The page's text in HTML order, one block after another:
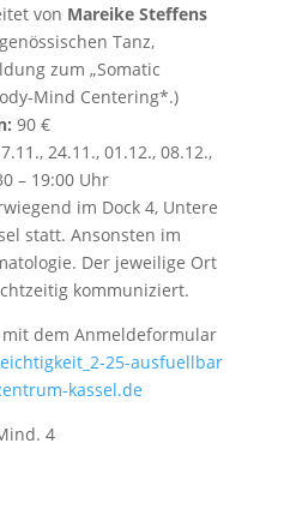
von Mareike Steffens
Tanz,
zum „Somatic
Mind Centering*.)
90 €
24.11., 01.12., 08.12.,
– 19:00 Uhr
im Dock 4, Untere
statt. Ansonsten im
Der jeweilige Ort
kommuniziert.
dem Anmeldeformular
25-ausfuellbar
kassel.de
4